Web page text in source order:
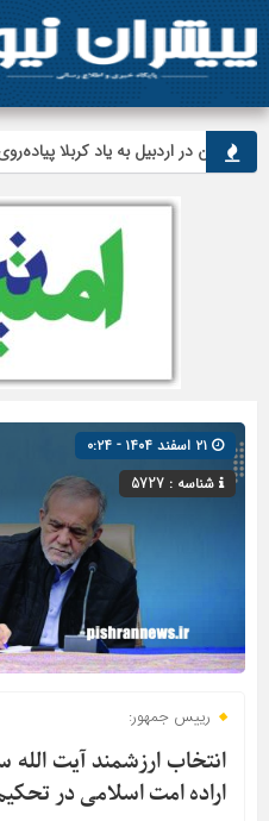
در اردبیل به یاد کربلا پیاده‌روی
شناسه : 5727
رییس جمهور:
انتخاب ارزشمند آیت
اراده امت اسلامی در